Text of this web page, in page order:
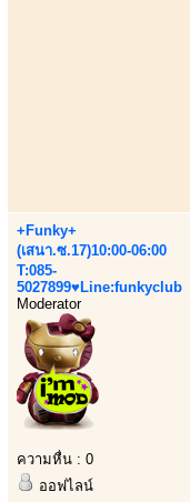
+Funky+
(เสนา.ซ.17)10:00-06:00
T:085-
5027899♥Line:funkyclub
Moderator
ความหื่น : 0
ออฟไลน์